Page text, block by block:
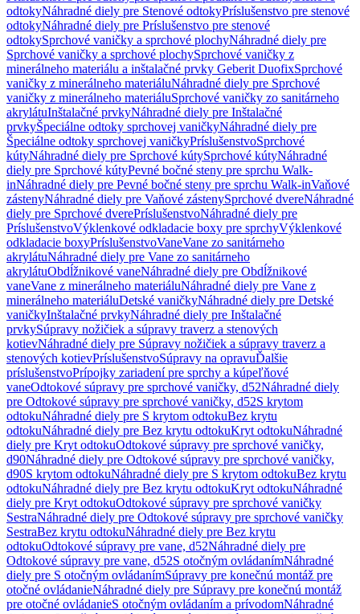
odtokyNáhradné diely pre Stenové odtokyPríslušenstvo pre stenové
odtokyNáhradné diely pre Príslušenstvo pre stenové
odtokySprchové vaničky a sprchové plochyNáhradné diely pre
Sprchové vaničky a sprchové plochySprchové vaničky z
minerálneho materiálu a inštalačné prvky Geberit DuofixSprchové
vaničky z minerálneho materiáluNáhradné diely pre Sprchové
vaničky z minerálneho materiáluSprchové vaničky zo sanitárneho
akrylátuInštalačné prvkyNáhradné diely pre Inštalačné
prvkyŠpeciálne odtoky sprchovej vaničkyNáhradné diely pre
Špeciálne odtoky sprchovej vaničkyPríslušenstvoSprchové
kútyNáhradné diely pre Sprchové kútySprchové kútyNáhradné
diely pre Sprchové kútyPevné bočné steny pre sprchu Walk-
inNáhradné diely pre Pevné bočné steny pre sprchu Walk-inVaňové
zástenyNáhradné diely pre Vaňové zástenySprchové dvereNáhradné
diely pre Sprchové dverePríslušenstvoNáhradné diely pre
PríslušenstvoVýklenkové odkladacie boxy pre sprchyVýklenkové
odkladacie boxyPríslušenstvoVaneVane zo sanitárneho
akrylátuNáhradné diely pre Vane zo sanitárneho
akrylátuObdĺžnikové vaneNáhradné diely pre Obdĺžnikové
vaneVane z minerálneho materiáluNáhradné diely pre Vane z
minerálneho materiáluDetské vaničkyNáhradné diely pre Detské
vaničkyInštalačné prvkyNáhradné diely pre Inštalačné
prvkySúpravy nožičiek a súpravy traverz a stenových
kotievNáhradné diely pre Súpravy nožičiek a súpravy traverz a
stenových kotievPríslušenstvoSúpravy na opravuĎalšie
príslušenstvoPrípojky zariadení pre sprchy a kúpeľňové
vaneOdtokové súpravy pre sprchové vaničky, d52Náhradné diely
pre Odtokové súpravy pre sprchové vaničky, d52S krytom
odtokuNáhradné diely pre S krytom odtokuBez krytu
odtokuNáhradné diely pre Bez krytu odtokuKryt odtokuNáhradné
diely pre Kryt odtokuOdtokové súpravy pre sprchové vaničky,
d90Náhradné diely pre Odtokové súpravy pre sprchové vaničky,
d90S krytom odtokuNáhradné diely pre S krytom odtokuBez krytu
odtokuNáhradné diely pre Bez krytu odtokuKryt odtokuNáhradné
diely pre Kryt odtokuOdtokové súpravy pre sprchové vaničky
SestraNáhradné diely pre Odtokové súpravy pre sprchové vaničky
SestraBez krytu odtokuNáhradné diely pre Bez krytu
odtokuOdtokové súpravy pre vane, d52Náhradné diely pre
Odtokové súpravy pre vane, d52S otočným ovládanímNáhradné
diely pre S otočným ovládanímSúpravy pre konečnú montáž pre
otočné ovládanieNáhradné diely pre Súpravy pre konečnú montáž
pre otočné ovládanieS otočným ovládaním a prívodomNáhradné